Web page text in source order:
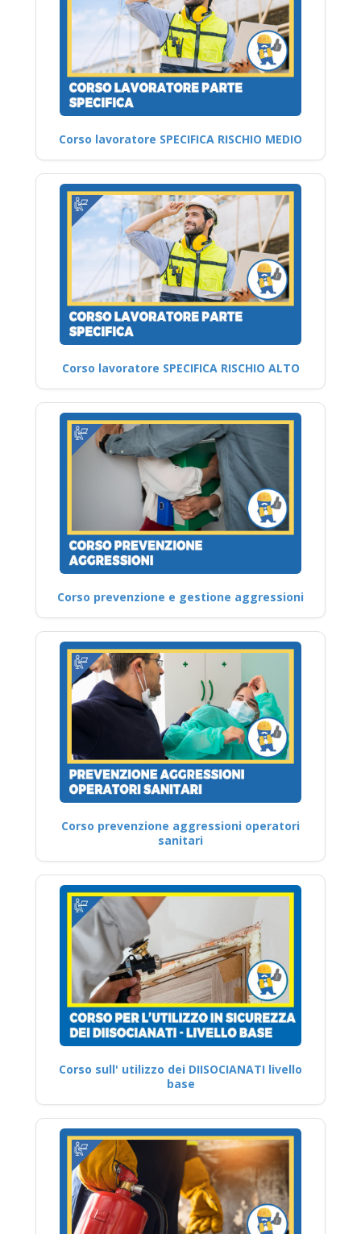
Corso lavoratore SPECIFICA RISCHIO MEDIO
Corso lavoratore SPECIFICA RISCHIO ALTO
Corso prevenzione e gestione aggressioni
Corso prevenzione aggressioni operatori
sanitari
Corso sull' utilizzo dei DIISOCIANATI livello
base